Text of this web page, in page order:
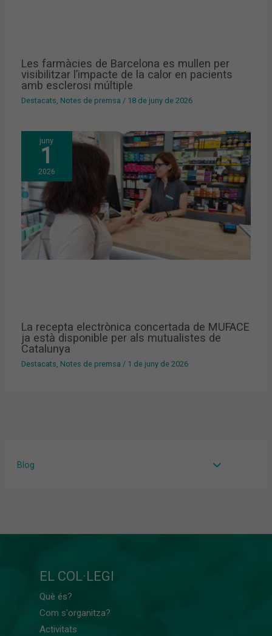
Blog
Les farmàcies de Barcelona es mullen per
visibilitzar l’impacte de la calor en pacients
amb esclerosi múltiple
Destacats Notes de premsa / 18 de juny de 2026
juny
1
2026
La recepta electrònica concertada de MUFACE
ja està disponible per als mutualistes de
Catalunya
Destacats, Notes de premsa / 1 de juny de 2026
EL COL·LEGI
Què és?
Com s'organitza?
Activitats